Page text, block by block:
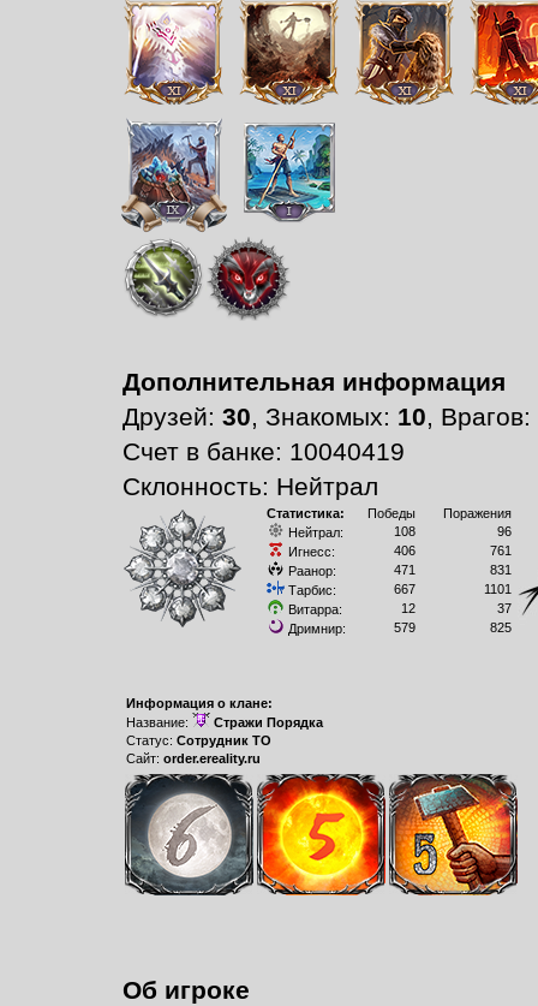
Дополнительная информация
Друзей: 30, Знакомых: 10, Врагов:
Счет в банке: 10040419
Склонность: Нейтрал
Статистика: Победы
Поражения
Нейтрал:
108
96
Игнесс:
406
761
Раанор:
471
831
Тарбис:
667
1101
Витарра:
12
37
Дримнир:
579 825
Информация о клане:
Название:
Стражи Порядка
Статус: Сотрудник ТО
Сайт: order.ereality.ru
Об игроке